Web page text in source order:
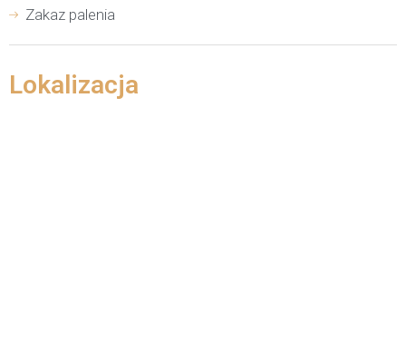
Zakaz palenia
Lokalizacja